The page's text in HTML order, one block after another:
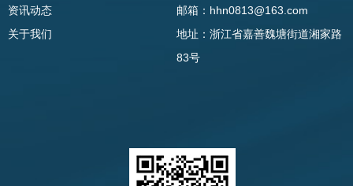
资讯动态
关于我们
邮箱：hhn0813@163.com
地址：浙江省嘉善魏塘街道湘家路
83号